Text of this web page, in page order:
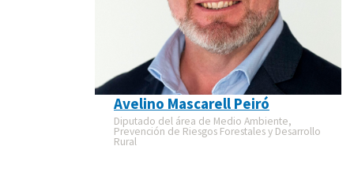
Avelino Mascarell Peiró
Diputado del área de Medio Ambiente,
Prevención de Riesgos Forestales y Desarrollo
Rural